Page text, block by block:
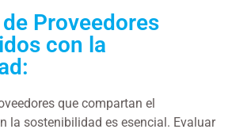
Proveedores
con la
que compartan el
la sostenibilidad es esencial. Evaluar